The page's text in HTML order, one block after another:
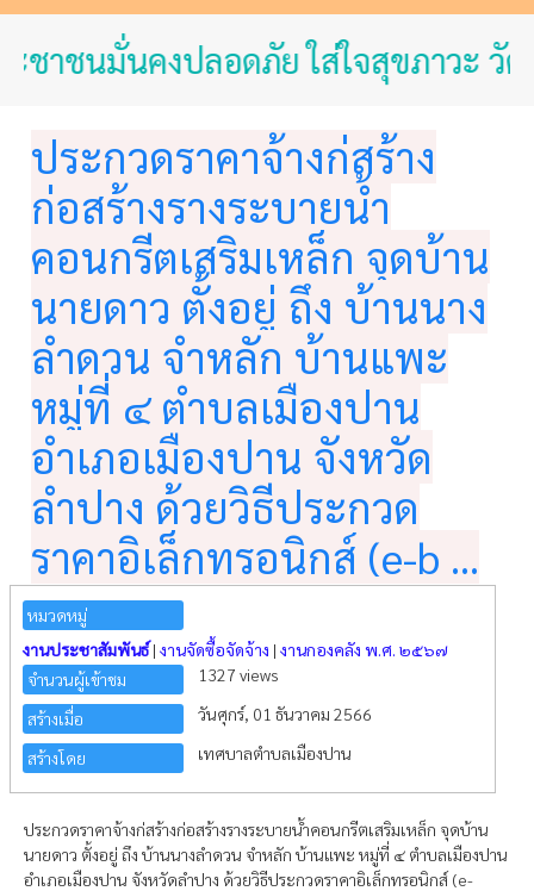
ชนมั่นคงปลอดภัย ใส่ใจสุขภาวะ วัฒ
ประกวดราคาจ้างก่สร้าง
ก่อสร้างรางระบายน้ำ
คอนกรีตเสริมเหล็ก จุดบ้าน
นายดาว ตั้งอยู่ ถึง บ้านนาง
ลำดวน จำหลัก บ้านแพะ
หมู่ที่ ๔ ตำบลเมืองปาน
อำเภอเมืองปาน จังหวัด
ลำปาง ด้วยวิธีประกวด
ราคาอิเล็กทรอนิกส์ (e-b ...
หมวดหมู่
งานประชาสัมพันธ์| งานจัดซื้อจัดจ้าง | งานกองคลัง พ.ศ. ๒๕๖๗
จำนวนผู้เข้าชม
1327 views
สร้างเมื่อ วันศุกร์, 01 ธันวาคม 2566
สร้างโดย เทศบาลตำบลเมืองปาน
ประกวดราคาจ้างก่สร้างก่อสร้างรางระบายน้ำคอนกรีตเสริมเหล็ก จุดบ้าน
นายดาว ตั้งอยู่ ถึง บ้านนางลำดวน จำหลัก บ้านแพะ หมู่ที่ ๔ ตำบลเมืองปาน
อำเภอเมืองปาน จังหวัดลำปาง ด้วยวิธีประกวดราคาอิเล็กทรอนิกส์ (e-